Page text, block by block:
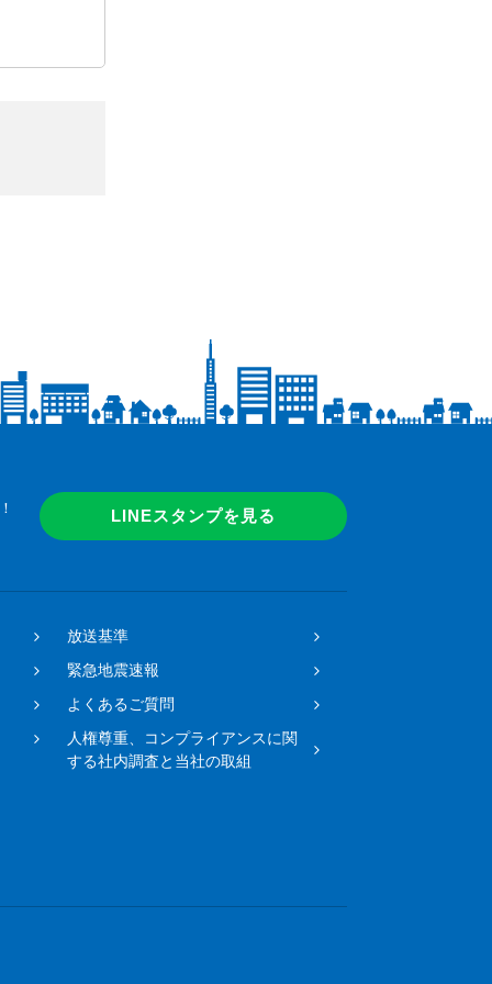
LINEスタンプを見る
放送基準
緊急地震速報
よくあるご質問
人権尊重、コンプライアンスに関
する社内調査と当社の取組